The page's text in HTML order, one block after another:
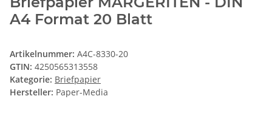
A4 Format 20 Blatt
Artikelnummer: A4C-8330-20
GTIN: 4250565313558
Kategorie: Briefpapier
Hersteller: Paper-Media